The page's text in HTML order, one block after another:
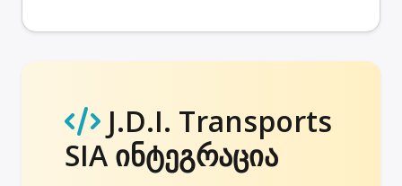
J.D.I. Transports
SIA ინტეგრაცია